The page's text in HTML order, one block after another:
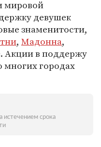
мировой
девушек
знаменитости,
, Мадонна,
Акции в поддержу
многих городах
истечением срока